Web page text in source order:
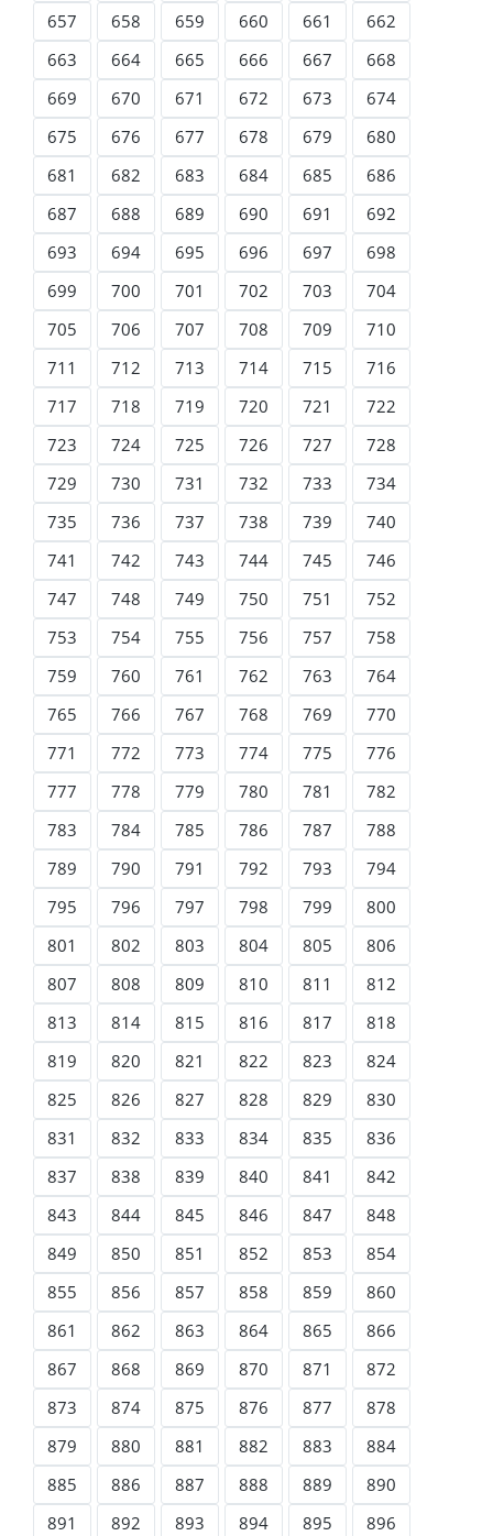
657
658 659 660 661
662
663
664 665 666 667
668
669
670 671 672 673
674
675
676 677 678 679
680
681
682 683 684 685
686
687
688 689 690 691
692
693
694 695 696 697
698
699
700 701 702 703
704
705
706 707 708 709
710
711
712 713 714 715
716
717
718 719 720 721
722
723
724 725 726 727
728
729
730 731 732 733
734
735
736 737 738 739
740
741
742 743 744 745
746
747
748 749 750 751
752
753
754 755 756 757
758
759
760 761 762 763
764
765
766 767 768 769
770
771
772 773 774 775
776
777
778 779 780 781
782
783
784 785 786 787
788
789
790 791 792 793
794
795
796 797 798 799
800
801
802 803 804 805
806
807
808 809 810 811
812
813
814 815 816 817
818
819
820 821 822 823
824
825
826 827 828 829
830
831
832 833 834 835
836
837
838 839 840 841
842
843
844 845 846 847
848
849
850 851 852 853
854
855
856 857 858 859
860
861
862 863 864 865
866
867
868 869 870 871
872
873
874 875 876 877
878
879
880 881 882 883
884
885
886 887 888 889
890
891
892 893 894 895
896